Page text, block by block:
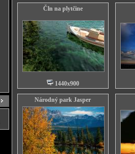
Čln na plytčine
1440x900
Národný park Jasper